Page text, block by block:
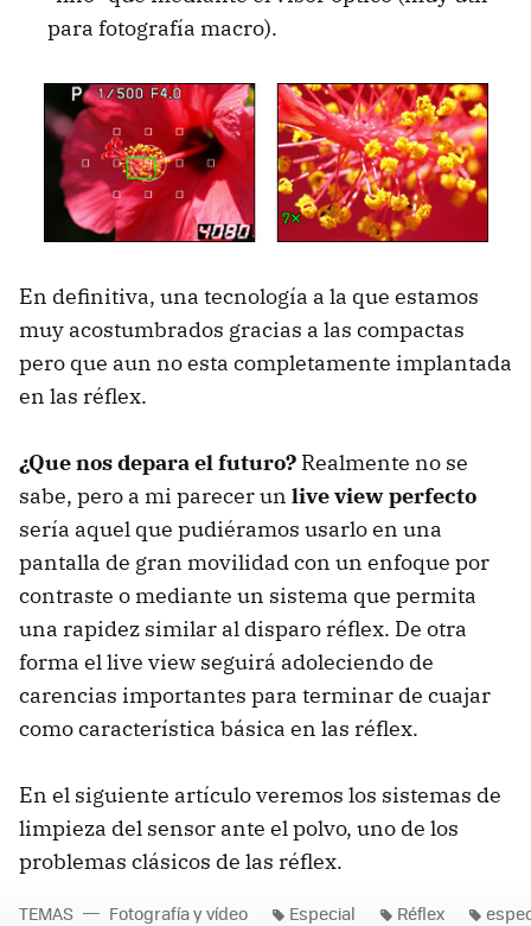
para fotografía macro).
En definitiva, una tecnología a la que estamos
muy acostumbrados gracias a las compactas
pero que aun no esta completamente implantada
en las réflex.
¿Que nos depara el futuro? Realmente no se
sabe, pero a mi parecer un live view perfecto
sería aquel que pudiéramos usarlo en una
pantalla de gran movilidad con un enfoque por
contraste o mediante un sistema que permita
una rapidez similar al disparo réflex. De otra
forma el live view seguirá adoleciendo de
carencias importantes para terminar de cuajar
como característica básica en las réflex.
En el siguiente artículo veremos los sistemas de
limpieza del sensor ante el polvo, uno de los
problemas clásicos de las réflex.
TEMAS Fotografía y vídeo Especial Réflex